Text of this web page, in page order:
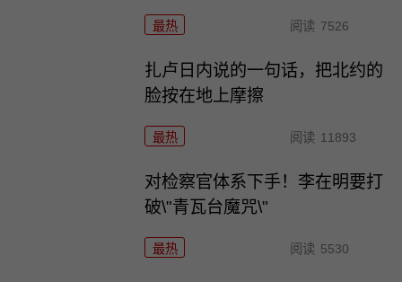
最热 阅读 7526
扎卢日内说的一句话，把北约的
脸按在地上摩擦
最热 阅读 11893
对检察官体系下手！李在明要打
破\"青瓦台魔咒\"
最热 阅读 5530